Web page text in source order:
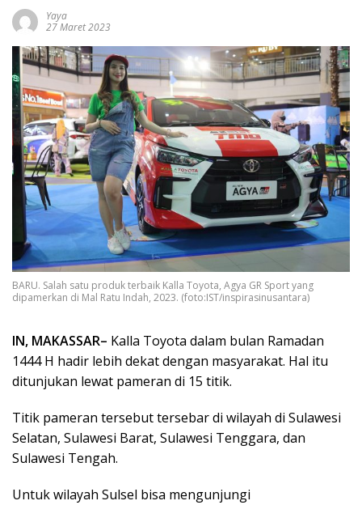
Yaya
27 Maret 2023
BARU. Salah satu produk terbaik Kalla Toyota, Agya GR Sport yang
dipamerkan di Mal Ratu Indah, 2023. (foto:IST/inspirasinusantara)
IN, MAKASSAR– Kalla Toyota dalam bulan Ramadan
1444 H hadir lebih dekat dengan masyarakat. Hal itu
ditunjukan lewat pameran di 15 titik.
Titik pameran tersebut tersebar di wilayah di Sulawesi
Selatan, Sulawesi Barat, Sulawesi Tenggara, dan
Sulawesi Tengah.
Untuk wilayah Sulsel bisa mengunjungi